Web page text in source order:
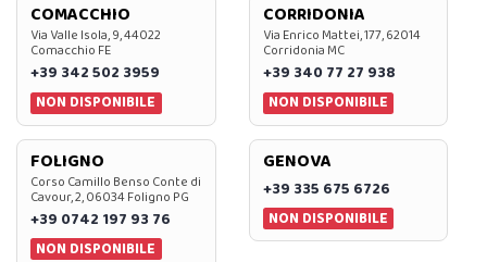
COMACCHIO
Via Valle Isola, 9, 44022
Comacchio FE
+39 342 502 3959
NON DISPONIBILE
CORRIDONIA
Via Enrico Mattei, 177, 62014
Corridonia MC
+39 340 77 27 938
NON DISPONIBILE
FOLIGNO
Corso Camillo Benso Conte di
Cavour, 2, 06034 Foligno PG
+39 0742 197 93 76
NON DISPONIBILE
GENOVA
+39 335 675 6726
NON DISPONIBILE